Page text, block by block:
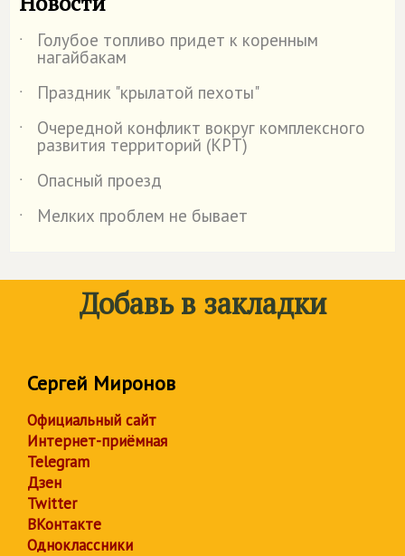
˙ Голубое топливо придет к коренным
нагайбакам
˙
Праздник "крылатой пехоты"
˙
Очередной конфликт вокруг комплексного
развития территорий (КРТ)
˙
Опасный проезд
˙
Мелких проблем не бывает
Добавь в закладки
Сергей Миронов
Официальный сайт
Интернет-приёмная
Telegram
Дзен
Twitter
ВКонтакте
Одноклассники